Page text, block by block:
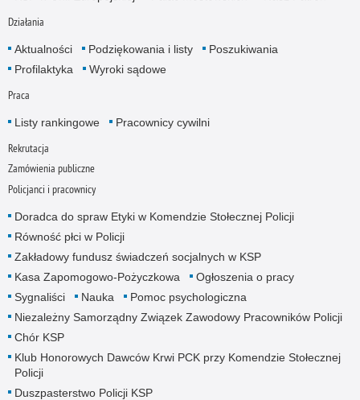
Działania
Aktualności Podziękowania i listy
Poszukiwania
Profilaktyka
Wyroki sądowe
Praca
Listy rankingowe Pracownicy cywilni
Rekrutacja
Zamówienia publiczne
Policjanci i pracownicy
Doradca do spraw Etyki w Komendzie Stołecznej Policji
Równość płci w Policji
Zakładowy fundusz świadczeń socjalnych w KSP
Kasa Zapomogowo-Pożyczkowa
Ogłoszenia o pracy
Sygnaliści
Nauka
Pomoc psychologiczna
Niezależny Samorządny Związek Zawodowy Pracowników Policji
Chór KSP
Klub Honorowych Dawców Krwi PCK przy Komendzie Stołecznej
Policji
Duszpasterstwo Policji KSP